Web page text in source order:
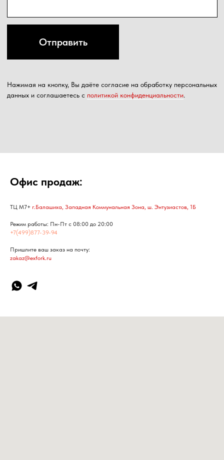
Офис продаж:
ТЦ М7+ г.Балашиха, Западная Коммунальная Зона, ш. Энтузиастов, 1Б
Режим работы: Пн-Пт с 08:00 до 20:00
+7(499)877-39-94
Пришлите ваш заказ на почту:
zakaz@exfork.ru